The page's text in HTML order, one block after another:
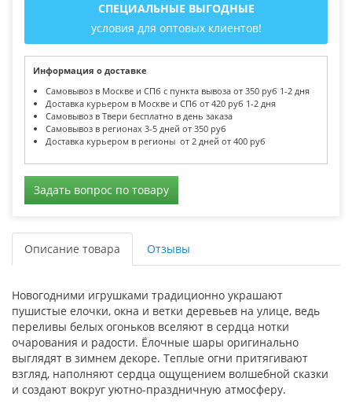
СПЕЦИАЛЬНЫЕ ВЫГОДНЫЕ
условия для оптовых клиентов!
Информация о доставке
Самовывоз в Москве и СПб с пункта вывоза от 350 руб 1-2 дня
Доставка курьером в Москве и СПб от 420 руб 1-2 дня
Самовывоз в Твери бесплатно в день заказа
Самовывоз в регионах 3-5 дней от 350 руб
Доставка курьером в регионы от 2 дней от 400 руб
Задать вопрос по товару
Описание товара Отзывы
Новогодними игрушками традиционно украшают
пушистые елочки, окна и ветки деревьев на улице, ведь
переливы белых огоньков вселяют в сердца нотки
очарования и радости. Ёлочные шары оригинально
выглядят в зимнем декоре. Теплые огни притягивают
взгляд, наполняют сердца ощущением волшебной сказки
и создают вокруг уютно-праздничную атмосферу.